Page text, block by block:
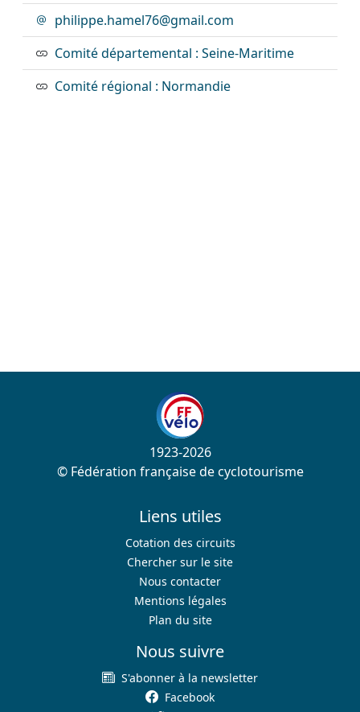
philippe.hamel76@gmail.com
Comité départemental : Seine-Maritime
Comité régional : Normandie
1923-2026
© Fédération française de cyclotourisme
Liens utiles
Cotation des circuits
Chercher sur le site
Nous contacter
Mentions légales
Plan du site
Nous suivre
S'abonner à la newsletter
Facebook